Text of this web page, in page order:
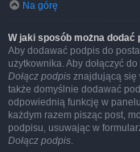
Na górę
W jaki sposób można dodać
Aby dodawać podpis do
użytkownika. Aby dołączyć
Dołącz podpis znajdującą się
także domyślnie dodawać
odpowiednią funkcję w
każdym razem pisząc post,
podpisu, usuwając w
Dołącz podpis.